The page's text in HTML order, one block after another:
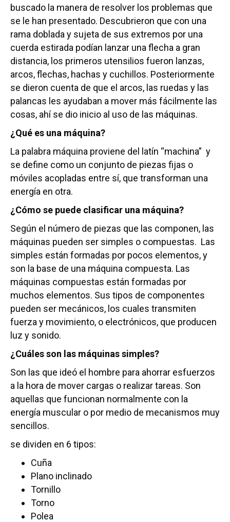
buscado la manera de resolver los problemas que
se le han presentado. Descubrieron que con una
rama doblada y sujeta de sus extremos por una
cuerda estirada podían lanzar una flecha a gran
distancia, los primeros utensilios fueron lanzas,
arcos, flechas, hachas y cuchillos. Posteriormente
se dieron cuenta de que el arcos, las ruedas y las
palancas les ayudaban a mover más fácilmente las
cosas, ahí se dio inicio al uso de las máquinas.
¿Qué es una máquina?
La palabra máquina proviene del latín “machina” y
se define como un conjunto de piezas fijas o
móviles acopladas entre sí, que transforman una
energía en otra.
¿Cómo se puede clasificar una máquina?
Según el número de piezas que las componen, las
máquinas pueden ser simples o compuestas. Las
simples están formadas por pocos elementos, y
son la base de una máquina compuesta. Las
máquinas compuestas están formadas por
muchos elementos. Sus tipos de componentes
pueden ser mecánicos, los cuales transmiten
fuerza y movimiento, o electrónicos, que producen
luz y sonido.
¿Cuáles son las máquinas simples?
Son las que ideó el hombre para ahorrar esfuerzos
a la hora de mover cargas o realizar tareas. Son
aquellas que funcionan normalmente con la
energía muscular o por medio de mecanismos muy
sencillos.
se dividen en 6 tipos:
Cuña
Plano inclinado
Tornillo
Torno
Polea